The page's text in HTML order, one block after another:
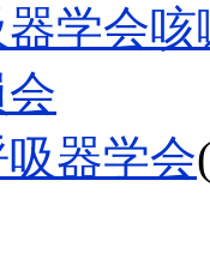
器学会
吸器学会